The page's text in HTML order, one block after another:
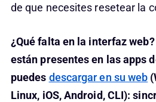
de que necesites resetear la
¿Qué falta en la interfaz
están presentes en las apps
puedes descargar en su web
Linux, iOS, Android, CLI):